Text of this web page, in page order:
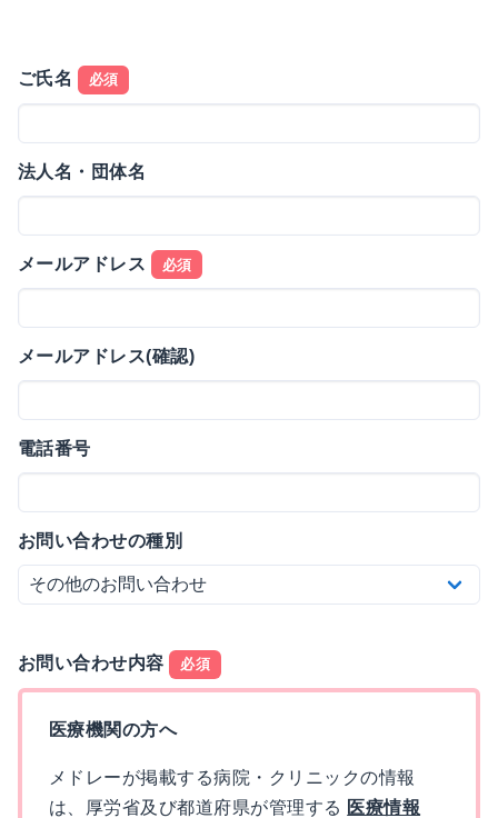
ご氏名 必須
法人名・団体名
メールアドレス 必須
メールアドレス(確認)
電話番号
お問い合わせの種別
お問い合わせ内容 必須
医療機関の方へ
メドレーが掲載する病院・クリニックの情報
は、厚労省及び都道府県が管理する 医療情報